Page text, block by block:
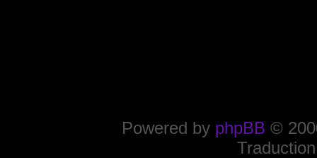
Powered by phpBB ©